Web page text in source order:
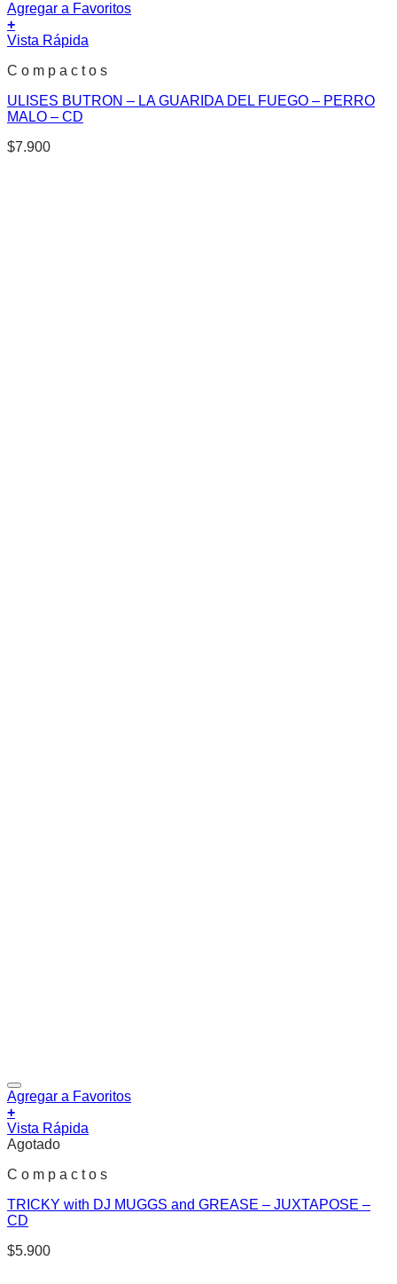
Agregar a Favoritos
+
Vista Rápida
C o m p a c t o s
ULISES BUTRON – LA GUARIDA DEL FUEGO – PERRO
MALO – CD
$7.900
Agregar a Favoritos
+
Vista Rápida
Agotado
C o m p a c t o s
TRICKY with DJ MUGGS and GREASE – JUXTAPOSE –
CD
$5.900